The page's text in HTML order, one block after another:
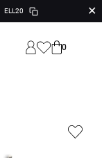
ELL20 ✕
0